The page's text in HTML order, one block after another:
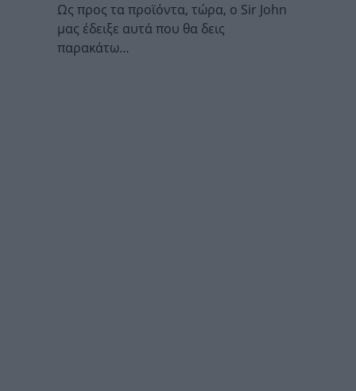
Ως προς τα προϊόντα, τώρα, ο Sir John
μας έδειξε αυτά που θα δεις
παρακάτω…